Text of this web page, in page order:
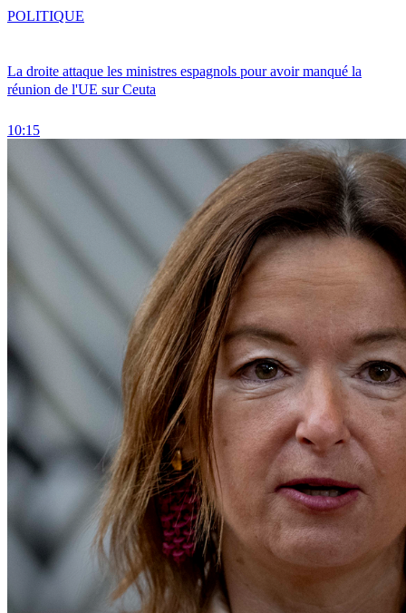
La droite attaque les ministres espagnols pour avoir manqué la
réunion de l'UE sur Ceuta
10:15
POLITIQUE